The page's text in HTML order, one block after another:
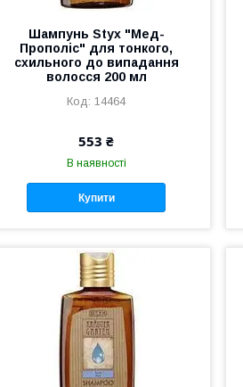
Шампунь Styx "Мед-
Прополіс" для тонкого,
схильного до випадання
волосся 200 мл
14464
553 ₴
В наявності
Купити